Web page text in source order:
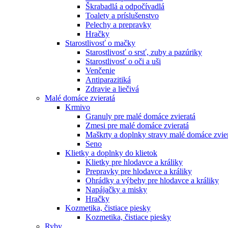
Škrabadlá a odpočívadlá
Toalety а príslušenstvo
Pelechy a prepravky
Hračky
Starostlivosť o mačky
Starostlivosť o srsť, zuby a pazúriky
Starostlivosť o oči a uši
Venčenie
Antiparazitiká
Zdravie a liečivá
Malé domáce zvieratá
Krmivo
Granuly pre malé domáce zvieratá
Zmesi pre malé domáce zvieratá
Maškrty a doplnky stravy malé domáce
Seno
Klietky a doplnky do klietok
Klietky pre hlodavce a králiky
Prepravky pre hlodavce a králiky
Ohrádky a výbehy pre hlodavce a králiky
Napájačky a misky
Hračky
Kozmetika, čistiace piesky
Kozmetika, čistiace piesky
Ryby